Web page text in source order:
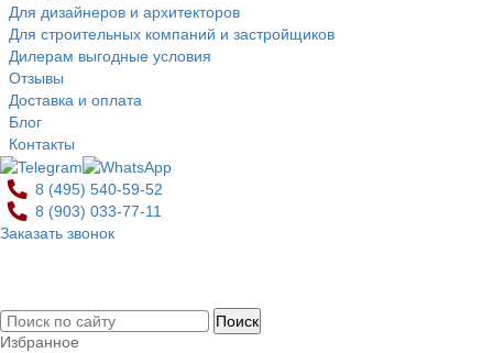
Для дизайнеров и архитекторов
Для строительных компаний и застройщиков
Дилерам выгодные условия
Отзывы
Доставка и оплата
Блог
Контакты
8 (495) 540-59-52
8 (903) 033-77-11
Заказать звонок
0
Избранное